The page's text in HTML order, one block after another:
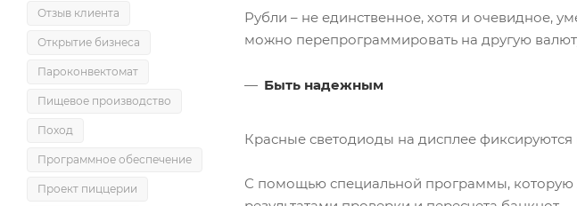
Рубли – не единственное, хотя и очевидное,
можно перепрограммировать на другую
Быть надежным
Красные светодиоды на дисплее
С помощью специальной программы, которую
Отзыв клиента
Открытие бизнеса
Пароконвектомат
Пищевое производство
Поход
Программное обеспечение
Проект пиццерии